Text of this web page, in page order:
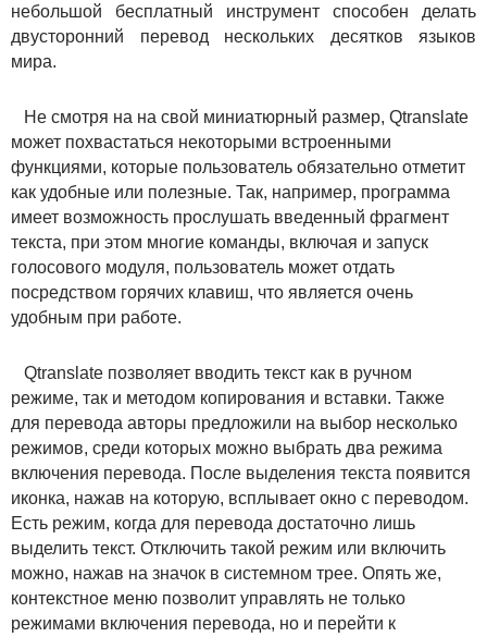
небольшой бесплатный инструмент способен делать
двусторонний перевод нескольких десятков языков
мира.
Не смотря на на свой миниатюрный размер, Qtranslate
может похвастаться некоторыми встроенными
функциями, которые пользователь обязательно отметит
как удобные или полезные. Так, например, программа
имеет возможность прослушать введенный фрагмент
текста, при этом многие команды, включая и запуск
голосового модуля, пользователь может отдать
посредством горячих клавиш, что является очень
удобным при работе.
Qtranslate позволяет вводить текст как в ручном
режиме, так и методом копирования и вставки. Также
для перевода авторы предложили на выбор несколько
режимов, среди которых можно выбрать два режима
включения перевода. После выделения текста появится
иконка, нажав на которую, всплывает окно с переводом.
Есть режим, когда для перевода достаточно лишь
выделить текст. Отключить такой режим или включить
можно, нажав на значок в системном трее. Опять же,
контекстное меню позволит управлять не только
режимами включения перевода, но и перейти к